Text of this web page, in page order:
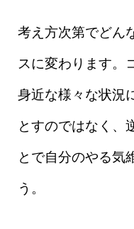
考え方次第でどん
スに変わります。
身近な様々な状況
とすのではなく、
とで自分のやる気
う。